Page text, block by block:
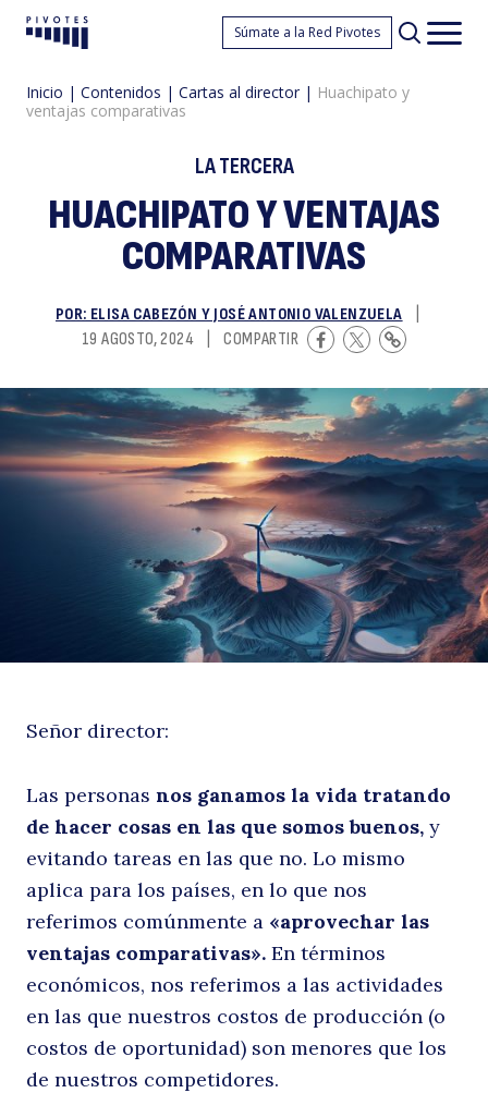
y
Pivotes Súmate a la Red Pivotes
Inicio | Contenidos | Cartas al director | Huachipato y
ventajas comparativas
LA TERCERA
HUACHIPATO Y VENTAJAS
COMPARATIVAS
POR: ELISA CABEZÓN Y JOSÉ ANTONIO VALENZUELA
19 AGOSTO, 2024
COMPARTIR
Señor director:
Las personas nos ganamos la vida tratando
de hacer cosas en las que somos buenos, y
evitando tareas en las que no. Lo mismo
aplica para los países, en lo que nos
referimos comúnmente a «aprovechar las
ventajas comparativas». En términos
económicos, nos referimos a las actividades
en las que nuestros costos de producción (o
costos de oportunidad) son menores que los
de nuestros competidores.